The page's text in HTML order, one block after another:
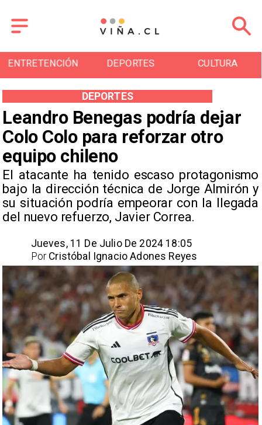
DEPORTES CULTURA TURISMO
Leandro Benegas podría dejar
Colo Colo para reforzar otro
equipo chileno
​El atacante ha tenido escaso protagonismo
bajo la dirección técnica de Jorge Almirón y
su situación podría empeorar con la llegada
del nuevo refuerzo, Javier Correa. ​
DEPORTES
Jueves, 11 De Julio De 2024 18:05
Cristóbal Ignacio Adones Reyes
Por